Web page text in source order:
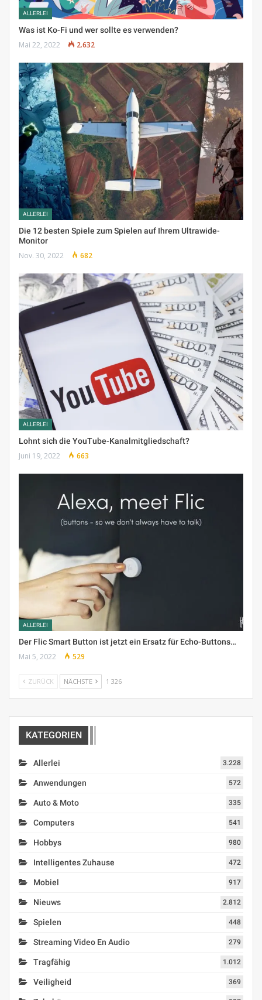
ALLERLEI
Was ist Ko-Fi und wer sollte es verwenden?
Mai 22, 2022 2.632
ALLERLEI
Die 12 besten Spiele zum Spielen auf Ihrem Ultrawide-
Monitor
Nov. 30, 2022 682
ALLERLEI
Lohnt sich die YouTube-Kanalmitgliedschaft?
Juni 19, 2022 663
ALLERLEI
Der Flic Smart Button ist jetzt ein Ersatz für Echo-Buttons…
Mai 5, 2022 529
ZURÜCK NÄCHSTE 1 326
KATEGORIEN
Allerlei 3.228
Anwendungen 572
Auto & Moto 335
Computers 541
Hobbys 980
Intelligentes Zuhause 472
Mobiel 917
Nieuws 2.812
Spielen 448
Streaming Video En Audio 279
Tragfähig 1.012
Veiligheid 369